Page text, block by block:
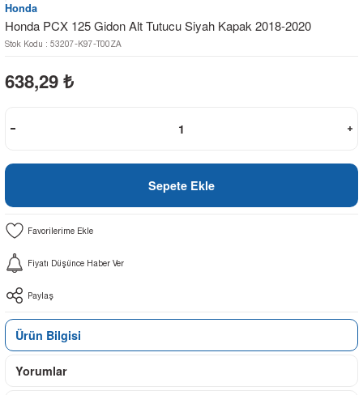
Honda
Honda PCX 125 Gidon Alt Tutucu Siyah Kapak 2018-2020
Stok Kodu : 53207-K97-T00ZA
638,29 ₺
Sepete Ekle
Fiyatı Düşünce Haber Ver
Paylaş
Ürün Bilgisi
Yorumlar